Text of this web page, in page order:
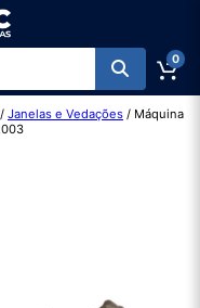
0
/ Janelas e Vedações / Máquina